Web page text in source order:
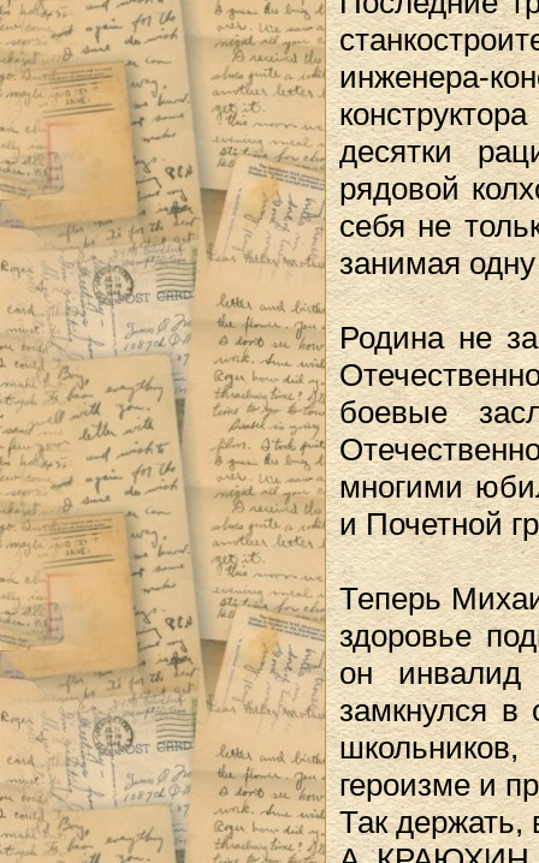
инженера-
десятки
рядовой
себя не
занимая
Родина не
боевые
многими
и Почетной
Теперь
здоровье
он инвалид
замкнулся в
героизме и
Так держать,